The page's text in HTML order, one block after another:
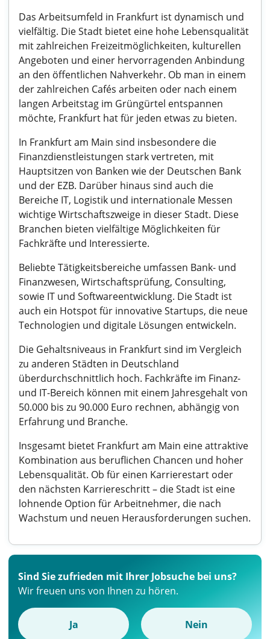
Das Arbeitsumfeld in Frankfurt ist dynamisch und
vielfältig. Die Stadt bietet eine hohe Lebensqualität
mit zahlreichen Freizeitmöglichkeiten, kulturellen
Angeboten und einer hervorragenden Anbindung
an den öffentlichen Nahverkehr. Ob man in einem
der zahlreichen Cafés arbeiten oder nach einem
langen Arbeitstag im Grüngürtel entspannen
möchte, Frankfurt hat für jeden etwas zu bieten.
In Frankfurt am Main sind insbesondere die
Finanzdienstleistungen stark vertreten, mit
Hauptsitzen von Banken wie der Deutschen Bank
und der EZB. Darüber hinaus sind auch die
Bereiche IT, Logistik und internationale Messen
wichtige Wirtschaftszweige in dieser Stadt. Diese
Branchen bieten vielfältige Möglichkeiten für
Fachkräfte und Interessierte.
Beliebte Tätigkeitsbereiche umfassen Bank- und
Finanzwesen, Wirtschaftsprüfung, Consulting,
sowie IT und Softwareentwicklung. Die Stadt ist
auch ein Hotspot für innovative Startups, die neue
Technologien und digitale Lösungen entwickeln.
Die Gehaltsniveaus in Frankfurt sind im Vergleich
zu anderen Städten in Deutschland
überdurchschnittlich hoch. Fachkräfte im Finanz-
und IT-Bereich können mit einem Jahresgehalt von
50.000 bis zu 90.000 Euro rechnen, abhängig von
Erfahrung und Branche.
Insgesamt bietet Frankfurt am Main eine attraktive
Kombination aus beruflichen Chancen und hoher
Lebensqualität. Ob für einen Karrierestart oder
den nächsten Karriereschritt – die Stadt ist eine
lohnende Option für Arbeitnehmer, die nach
Wachstum und neuen Herausforderungen suchen.
Sind Sie zufrieden mit Ihrer Jobsuche bei uns?
Wir freuen uns von Ihnen zu hören.
Ja Nein